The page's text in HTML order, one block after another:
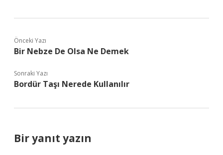
Önceki Yazı
Bir Nebze De Olsa Ne Demek
Sonraki Yazı
Bordür Taşı Nerede Kullanılır
Bir yanıt yazın